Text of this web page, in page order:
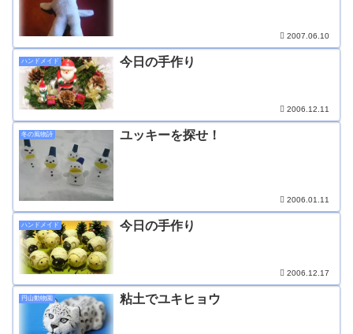
2007.06.10
ハンドメイド 今日の手作り
2006.12.11
冬の風物詩 ユッキーを探せ！
2006.01.11
ハンドメイド 今日の手作り
2006.12.17
円山動物園 粘土でユキヒョウ